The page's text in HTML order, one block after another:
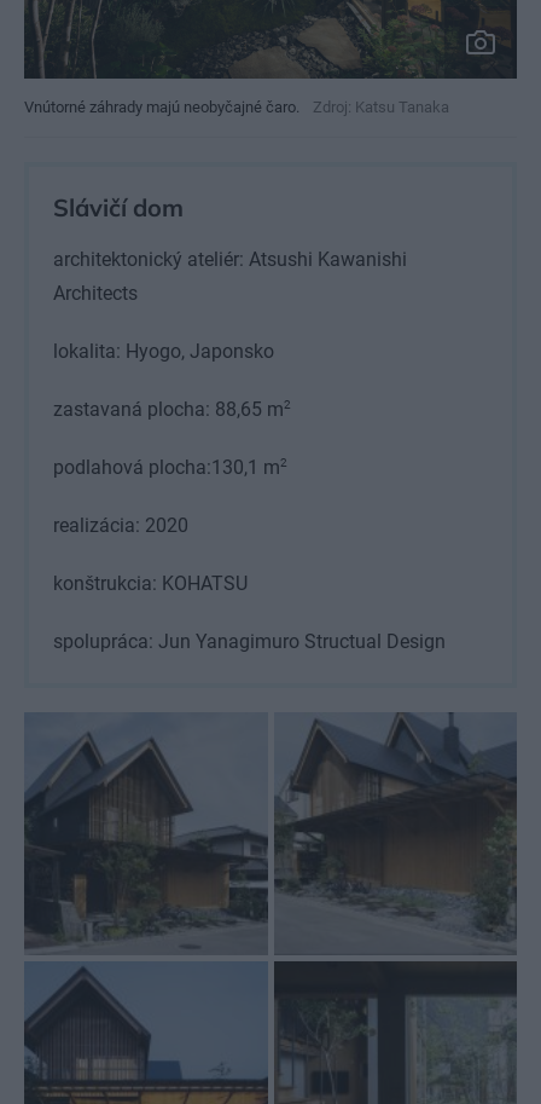
Vnútorné záhrady majú neobyčajné čaro. Zdroj: Katsu Tanaka
Slávičí dom
architektonický ateliér: Atsushi Kawanishi
Architects
lokalita: Hyogo, Japonsko
zastavaná plocha: 88,65 m2
podlahová plocha:130,1 m2
realizácia: 2020
konštrukcia: KOHATSU
spolupráca: Jun Yanagimuro Structual Design